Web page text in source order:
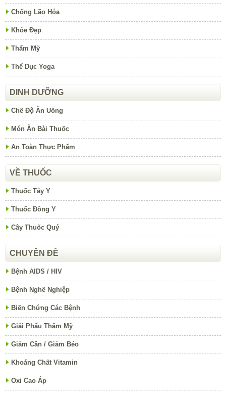
Chống Lão Hóa
Khỏe Đẹp
Thẩm Mỹ
Thể Dục Yoga
DINH DƯỠNG
Chế Độ Ăn Uống
Món Ăn Bài Thuốc
An Toàn Thực Phẩm
VỀ THUỐC
Thuốc Tây Y
Thuốc Đông Y
Cây Thuốc Quý
CHUYÊN ĐỀ
Bệnh AIDS / HIV
Bệnh Nghề Nghiệp
Biến Chứng Các Bệnh
Giải Phẩu Thẩm Mỹ
Giảm Cân / Giảm Béo
Khoáng Chất Vitamin
Oxi Cao Áp